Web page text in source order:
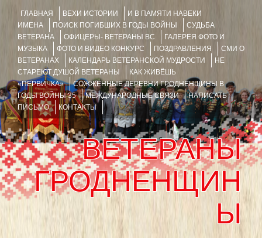
ГЛАВНАЯ ВЕХИ ИСТОРИИ
И В ПАМЯТИ НАВЕКИ
ИМЕНА
ПОИСК ПОГИБШИХ В ГОДЫ ВОЙНЫ
СУДЬБА
ВЕТЕРАНА
ОФИЦЕРЫ- ВЕТЕРАНЫ ВС
ГАЛЕРЕЯ ФОТО И
МУЗЫКА
ФОТО И ВИДЕО КОНКУРС ПОЗДРАВЛЕНИЯ
СМИ О
ВЕТЕРАНАХ
КАЛЕНДАРЬ ВЕТЕРАНСКОЙ МУДРОСТИ
НЕ
СТАРЕЮТ ДУШОЙ ВЕТЕРАНЫ
КАК ЖИВЁШЬ
«ПЕРВИЧКА»
СОЖЖЁННЫЕ ДЕРЕВНИ ГРОДНЕНЩИНЫ В
ГОДЫ ВОЙНЫ 35
МЕЖДУНАРОДНЫЕ СВЯЗИ
НАПИСАТЬ
ПИСЬМО
КОНТАКТЫ
ВЕТЕРАНЫ
ГРОДНЕНЩИН
Ы